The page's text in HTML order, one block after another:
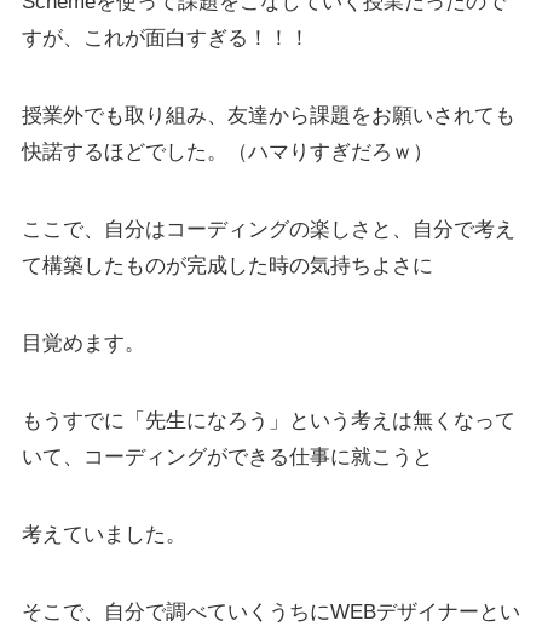
すが、これが面白すぎる！！！
授業外でも取り組み、友達から課題をお願いされても
快諾するほどでした。（ハマりすぎだろｗ）
ここで、自分はコーディングの楽しさと、自分で考え
て構築したものが完成した時の気持ちよさに
目覚めます。
もうすでに「先生になろう」という考えは無くなって
いて、コーディングができる仕事に就こうと
考えていました。
そこで、自分で調べていくうちにWEBデザイナーとい